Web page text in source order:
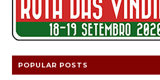
POPULAR POSTS